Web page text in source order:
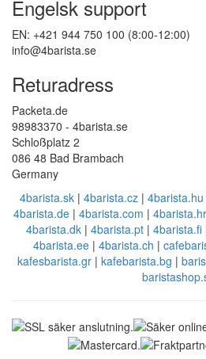
Engelsk support
EN: +421 944 750 100 (8:00-12:00)
info@4barista.se
Returadress
Packeta.de
98983370 - 4barista.se
Schloßplatz 2
086 48 Bad Brambach
Germany
4barista.sk| 4barista.cz| 4barista.hu
4barista.de | 4barista.com | 4barista.hr
4barista.dk | 4barista.pt | 4barista.fi
4barista.ee| 4barista.ch |
kafesbarista.gr| kafebarista.bg |